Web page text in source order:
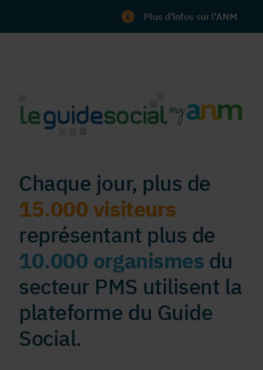
Plus d'infos sur l'ANM
Chaque jour, plus de
15.000 visiteurs
représentant plus de
10.000 organismes du
secteur PMS utilisent la
plateforme du Guide
Social.